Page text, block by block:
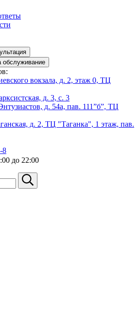
обслуживание
вокзала, д. 2, этаж 0, ТЦ
д. 3, с. 3
д. 54а, пав. 111”б”, ТЦ
д. 2, ТЦ "Таганка", 1 этаж, пав.
8
до 22:00